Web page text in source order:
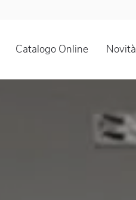
Catalogo Online Novità